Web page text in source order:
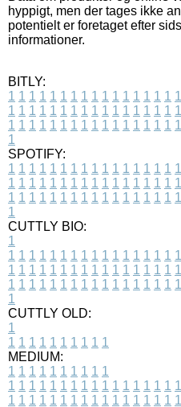
hyppigt, men der tages ikke
potentielt er foretaget efter
informationer.
BITLY:
1 1 1 1 1 1 1 1 1 1 1 1 1 1 1 1 1
1 1 1 1 1 1 1 1 1 1 1 1 1 1 1 1 1
1 1 1 1 1 1 1 1 1 1 1 1 1 1 1 1 1
1
SPOTIFY:
1 1 1 1 1 1 1 1 1 1 1 1 1 1 1 1 1
1 1 1 1 1 1 1 1 1 1 1 1 1 1 1 1 1
1 1 1 1 1 1 1 1 1 1 1 1 1 1 1 1 1
1
CUTTLY BIO:
1
1 1 1 1 1 1 1 1 1 1 1 1 1 1 1 1 1
1 1 1 1 1 1 1 1 1 1 1 1 1 1 1 1 1
1 1 1 1 1 1 1 1 1 1 1 1 1 1 1 1 1
1
CUTTLY OLD:
1
1 1 1 1 1 1 1 1 1 1
MEDIUM:
1 1 1 1 1 1 1 1 1 1
1 1 1 1 1 1 1 1 1 1 1 1 1 1 1 1 1
1 1 1 1 1 1 1 1 1 1 1 1 1 1 1 1 1